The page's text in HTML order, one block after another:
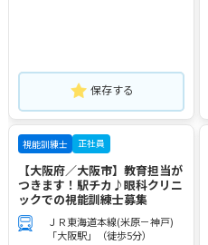
保存する
視能訓練士 正社員
【大阪府／大阪市】教育担当が
つきます！駅チカ♪眼科クリニ
ックでの視能訓練士募集
ＪＲ東海道本線(米原－神戸)
「大阪駅」（徒歩5分）